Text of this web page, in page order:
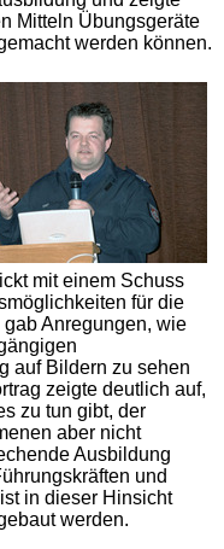
Mitteln Übungsgeräte
werden können.
mit einem Schuss
für die
Anregungen, wie
auf Bildern zu sehen
zeigte deutlich auf,
zu tun gibt, der
aber nicht
Ausbildung
und
in dieser Hinsicht
werden.